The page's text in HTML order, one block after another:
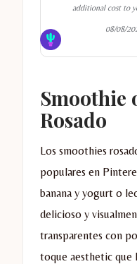
additional cost to
08/08/
Smoothie
Rosado
Los smoothies
populares en
banana y yogurt o
delicioso y
transparentes con
toque aesthetic que